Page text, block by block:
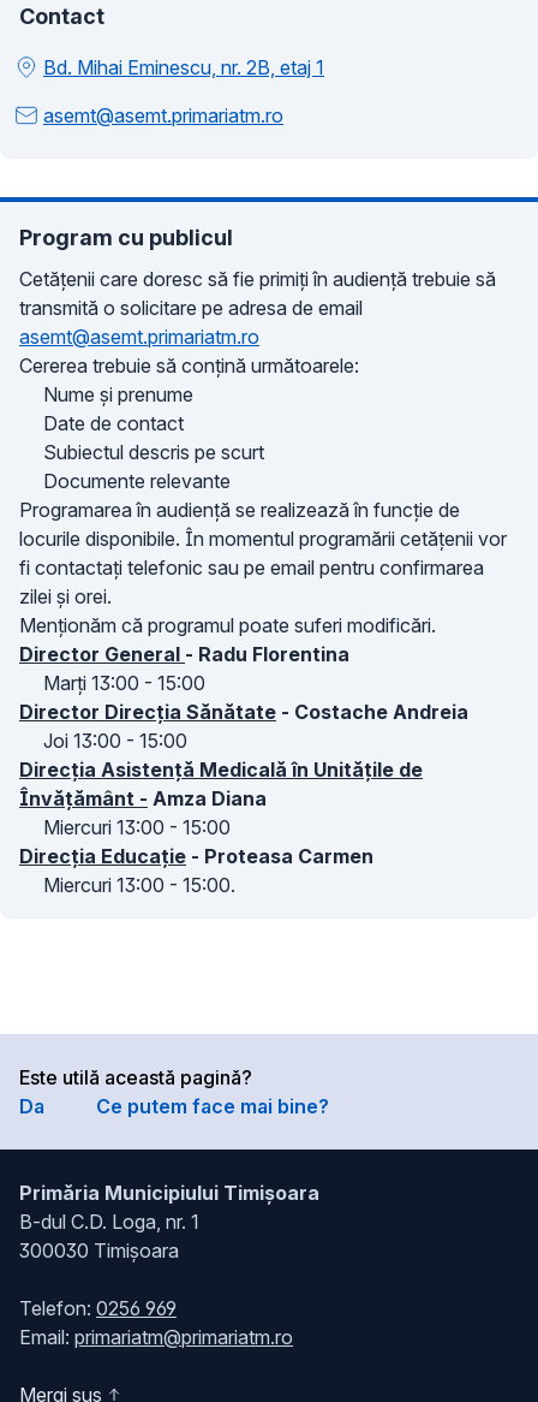
Contact
Bd. Mihai Eminescu, nr. 2B, etaj 1
asemt@asemt.primariatm.ro
Program cu publicul
Cetățenii care doresc să fie primiți în audiență trebuie să
transmită o solicitare pe adresa de email
asemt@asemt.primariatm.ro
Cererea trebuie să conțină următoarele:
Nume și prenume
Date de contact
Subiectul descris pe scurt
Documente relevante
Programarea în audiență se realizează în funcție de
locurile disponibile. În momentul programării cetățenii vor
fi contactați telefonic sau pe email pentru confirmarea
zilei și orei.
Menționăm că programul poate suferi modificări.
Director General - Radu Florentina
Marți 13:00 - 15:00
Director Direcția Sănătate - Costache Andreia
Joi 13:00 - 15:00
Direcția Asistență Medicală în Unitățile de
Învățământ - Amza Diana
Miercuri 13:00 - 15:00
Direcția Educație - Proteasa Carmen
Miercuri 13:00 - 15:00.
Este utilă această pagină?
Da
Ce putem face mai bine?
Primăria Municipiului Timișoara
B-dul C.D. Loga, nr. 1
300030 Timișoara
Telefon: 0256 969
Email: primariatm@primariatm.ro
Mergi sus